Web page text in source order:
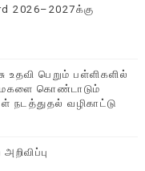
2026–2027க்கு
உதவி பெறும் பள்ளிகளில்
கொண்டாடும்
நடத்துதல் வழிகாட்டு